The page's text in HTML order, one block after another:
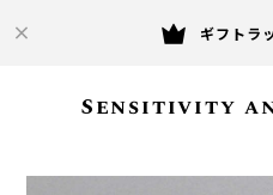
ギフトラ
Sensitivity